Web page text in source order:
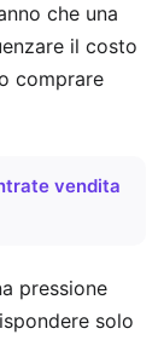
che una
il costo
comprare
vendita
pressione
solo